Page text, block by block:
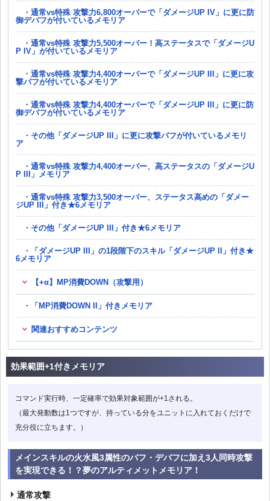
通常vs特殊 攻撃力6,800オーバーで「ダメージUP IV」に更に防
御デバフが付いているメモリア
通常vs特殊 攻撃力5,500オーバー！高ステータスで「ダメージU
P IV」が付いているメモリア
通常vs特殊 攻撃力4,400オーバーで「ダメージUP III」に更に攻
撃バフが付いているメモリア
通常vs特殊 攻撃力4,400オーバーで「ダメージUP III」に更に防
御デバフが付いているメモリア
その他「ダメージUP III」に更に攻撃バフが付いているメモリ
ア
通常vs特殊 攻撃力4,400オーバー、高ステータスの「ダメージU
P III」メモリア
通常vs特殊 攻撃力3,500オーバー、ステータス高めの「ダメー
ジUP III」付き★6メモリア
その他「ダメージUP III」付き★6メモリア
「ダメージUP III」の1段階下のスキル「ダメージUP II」付き★
6メモリア
【+α】MP消費DOWN（攻撃用）
「MP消費DOWN II」付きメモリア
関連おすすめコンテンツ
効果範囲+1付きメモリア
コマンド実行時、一定確率で効果対象範囲が+1される。
（最大発動数は1つですが、持っている分をユニットに入れておくだけで
充分役に立ちます。）
メインスキルの火水風3属性のバフ・デバフに加え3人同時攻撃
を実現できる！？夢のアルティメットメモリア！
通常攻撃